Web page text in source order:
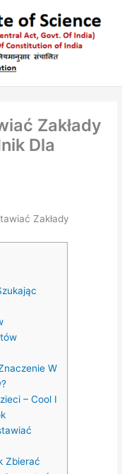
Zakłady
Dla
Zakłady
W
– Cool I
Zbierać